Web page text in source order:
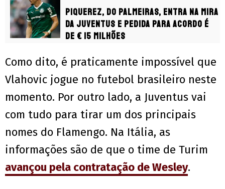
Piquerez, do Palmeiras, entra na mira
da Juventus e pedida para acordo é
de € 15 milhões
Como dito, é praticamente impossível que
Vlahovic jogue no futebol brasileiro neste
momento. Por outro lado, a Juventus vai
com tudo para tirar um dos principais
nomes do Flamengo. Na Itália, as
informações são de que o time de Turim
avançou pela contratação de Wesley.